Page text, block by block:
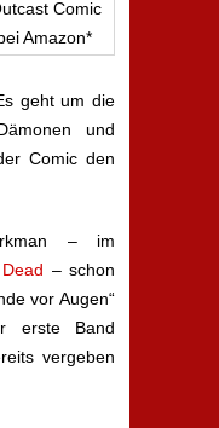
Comic
Amazon*
geht um die
und
Comic den
– im
– schon
vor Augen“
erste Band
vergeben